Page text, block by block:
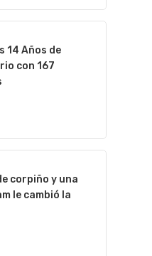
14 Años de
con 167
corpiño y una
le cambió la